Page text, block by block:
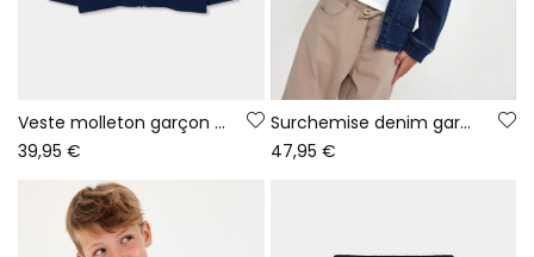
Veste molleton garçon imprimé pixels multicolore
39,95 €
Surchemise denim garçon bleu Game On
47,95 €